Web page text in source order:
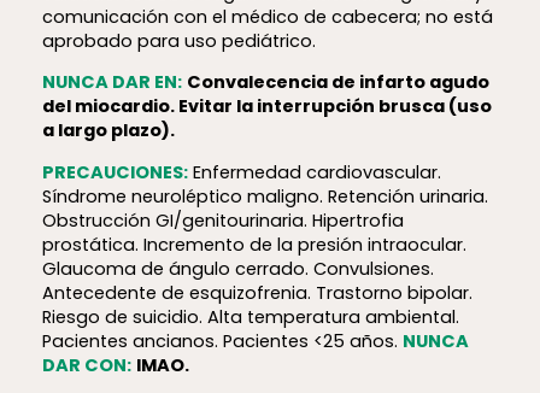
comunicación con el médico de cabecera; no está
aprobado para uso pediátrico.
NUNCA DAR EN: Convalecencia de infarto agudo
del miocardio. Evitar la interrupción brusca (uso
a largo plazo).
PRECAUCIONES:Enfermedad cardiovascular.
Síndrome neuroléptico maligno. Retención urinaria.
Obstrucción GI/genitourinaria. Hipertrofia
prostática. Incremento de la presión intraocular.
Glaucoma de ángulo cerrado. Convulsiones.
Antecedente de esquizofrenia. Trastorno bipolar.
Riesgo de suicidio. Alta temperatura ambiental.
Pacientes ancianos. Pacientes <25 años. NUNCA
DAR CON: IMAO.